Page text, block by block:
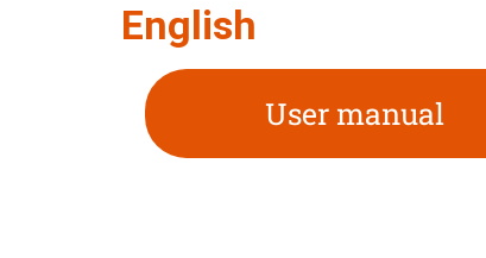
English
User manual